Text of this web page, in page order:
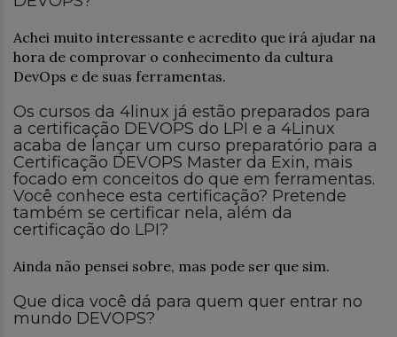
Achei muito interessante e acredito que irá ajudar na
hora de comprovar o conhecimento da cultura
DevOps e de suas ferramentas.
Os cursos da 4linux já estão preparados para
a certificação DEVOPS do LPI e a 4Linux
acaba de lançar um curso preparatório para a
Certificação DEVOPS Master da Exin, mais
focado em conceitos do que em ferramentas.
Você conhece esta certificação? Pretende
também se certificar nela, além da
certificação do LPI?
Ainda não pensei sobre, mas pode ser que sim.
Que dica você dá para quem quer entrar no
mundo DEVOPS?